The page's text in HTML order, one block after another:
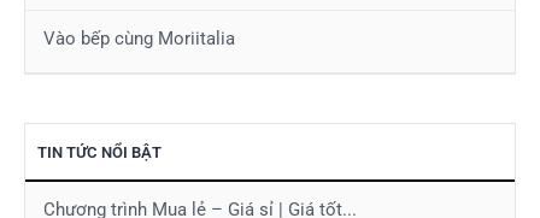
Vào bếp cùng Moriitalia
TIN TỨC NỔI BẬT
Chương trình Mua lẻ – Giá sỉ | Giá tốt...